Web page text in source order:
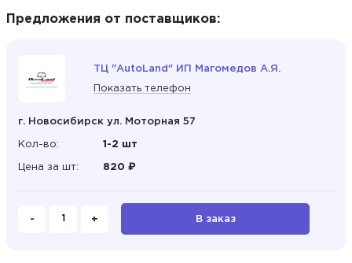
Предложения от поставщиков:
ТЦ "AutoLand" ИП Магомедов А.Я.
Показать телефон
г. Новосибирск ул. Моторная 57
Кол-во: 1-2 шт
Цена за шт: 820 ₽
- + В заказ